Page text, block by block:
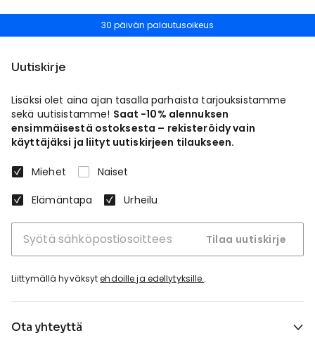
30 päivän palautusoikeus
Uutiskirje
Lisäksi olet aina ajan tasalla parhaista tarjouksistamme
sekä uutisistamme! Saat -10% alennuksen
ensimmäisestä ostoksesta – rekisteröidy vain
käyttäjäksi ja liityt uutiskirjeen tilaukseen.
Miehet
Naiset
Elämäntapa
Urheilu
Tilaa uutiskirje
Liittymällä hyväksytehdoille ja edellytyksille..
Ota yhteyttä